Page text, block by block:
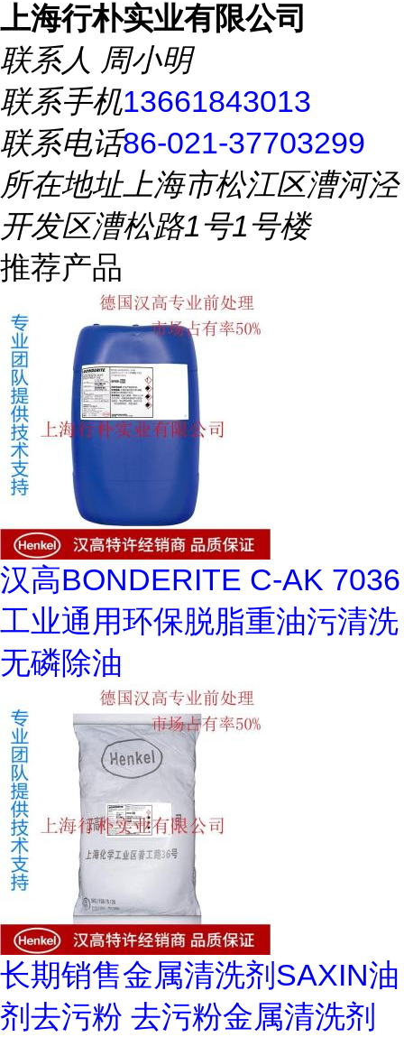
上海行朴实业有限公司
联系人 周小明
联系手机13661843013
联系电话86-021-37703299
所在地址上海市松江区漕河泾
开发区漕松路1号1号楼
推荐产品
汉高BONDERITE C-AK 7036
工业通用环保脱脂重油污清洗
无磷除油
长期销售金属清洗剂SAXIN油
剂去污粉 去污粉金属清洗剂